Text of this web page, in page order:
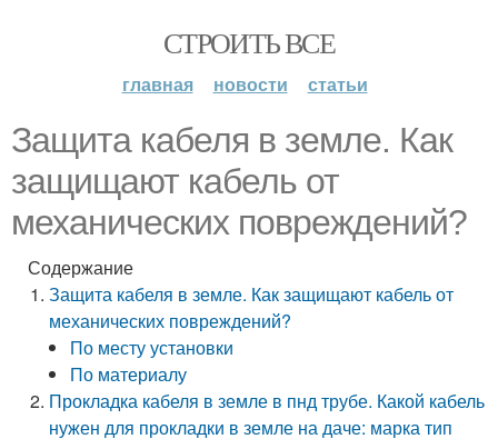
СТРОИТЬ ВСЕ
главная новости статьи
Защита кабеля в земле. Как
защищают кабель от
механических повреждений?
Содержание
Защита кабеля в земле. Как защищают кабель от
механических повреждений?
По месту установки
По материалу
Прокладка кабеля в земле в пнд трубе. Какой кабель
нужен для прокладки в земле на даче: марка тип